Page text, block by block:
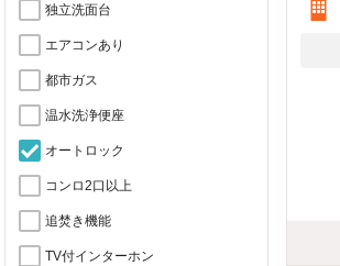
独立洗面台
エアコンあり
都市ガス
温水洗浄便座
オートロック
コンロ2口以上
追焚き機能
TV付インターホン